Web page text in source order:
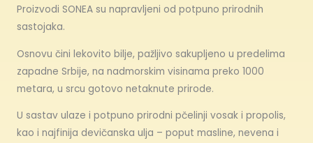
Proizvodi SONEA su napravljeni od potpuno prirodnih
sastojaka.
Osnovu čini lekovito bilje, pažljivo sakupljeno u predelima
zapadne Srbije, na nadmorskim visinama preko 1000
metara, u srcu gotovo netaknute prirode.
U sastav ulaze i potpuno prirodni pčelinji vosak i propolis,
kao i najfinija devičanska ulja – poput masline, nevena i